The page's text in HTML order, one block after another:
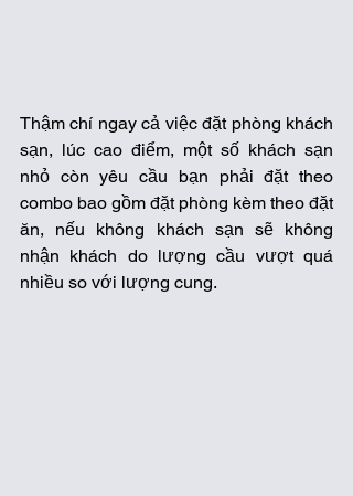
Thậm chí ngay cả việc đặt phòng khách
sạn, lúc cao điểm, một số khách sạn
nhỏ còn yêu cầu bạn phải đặt theo
combo bao gồm đặt phòng kèm theo đặt
ăn, nếu không khách sạn sẽ không
nhận khách do lượng cầu vượt quá
nhiều so với lượng cung.